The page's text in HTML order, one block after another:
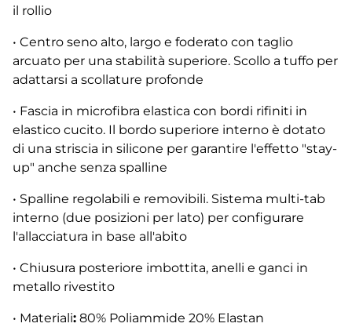
il rollio
• Centro seno alto, largo e foderato con taglio
arcuato per una stabilità superiore. Scollo a tuffo per
adattarsi a scollature profonde
• Fascia in microfibra elastica con bordi rifiniti in
elastico cucito. Il bordo superiore interno è dotato
di una striscia in silicone per garantire l'effetto "stay-
up" anche senza spalline
• Spalline regolabili e removibili. Sistema multi-tab
interno (due posizioni per lato) per configurare
l'allacciatura in base all'abito
• Chiusura posteriore imbottita, anelli e ganci in
metallo rivestito
• Materiali: 80% Poliammide 20% Elastan